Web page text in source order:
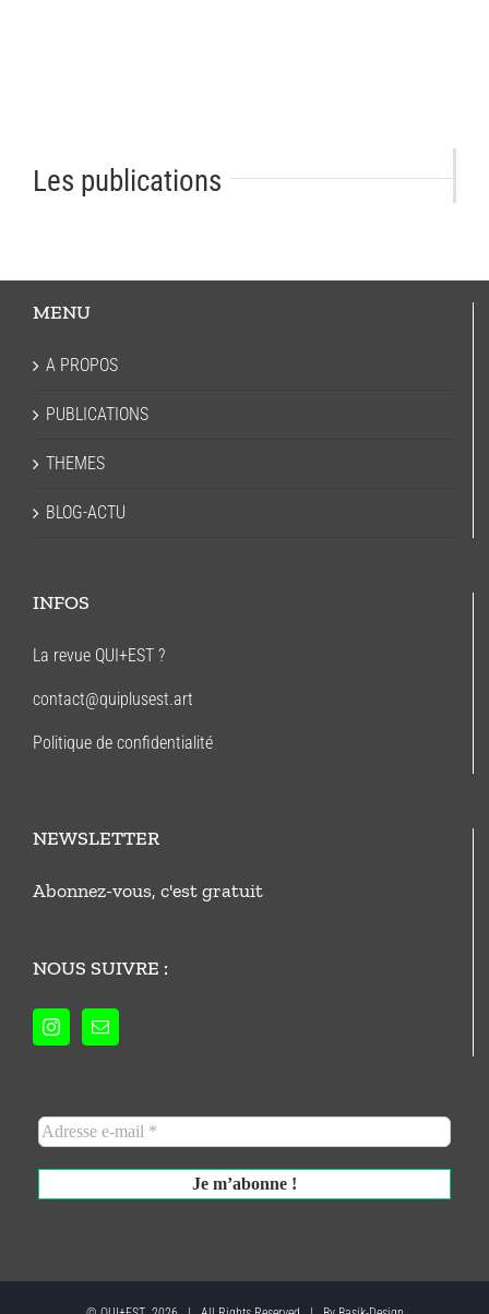
Les publications
MENU
A PROPOS
PUBLICATIONS
THEMES
BLOG-ACTU
INFOS
La revue QUI+EST ?
contact@quiplusest.art
Politique de confidentialité
NEWSLETTER
Abonnez-vous, c'est gratuit
NOUS SUIVRE :